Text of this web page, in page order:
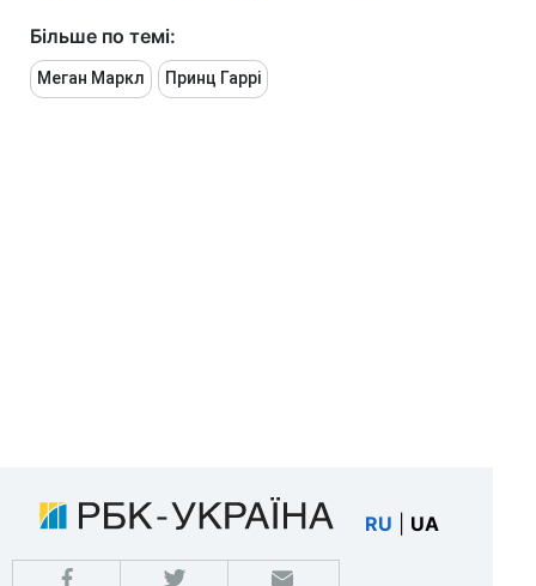
Більше по темі:
Меган Маркл Принц Гаррі
RU UA